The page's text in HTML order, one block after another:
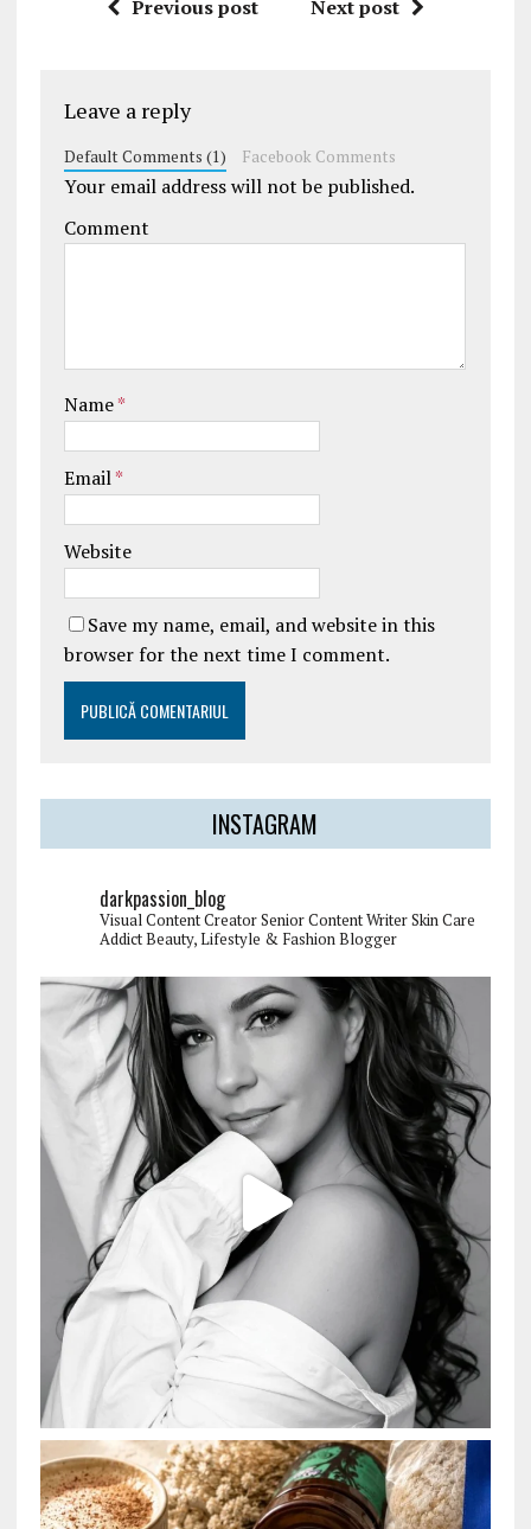
You
Previous post Next post
Leave a reply
Default Comments (1) Facebook Comments
Your email address will not be published.
Comment
Name*
Email*
Website
Save my name, email, and website in this
browser for the next time I comment.
INSTAGRAM
darkpassion_blog
Visual Content CreatorSenior Content WriterSkin Care
AddictBeauty, Lifestyle & Fashion Blogger